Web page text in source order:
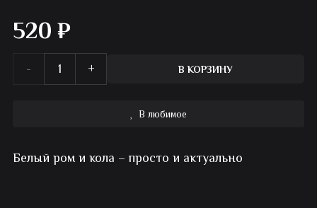
520 ₽
Количество
алкогольный
В КОРЗИНУ
В любимое
Белый ром и кола – просто и актуально